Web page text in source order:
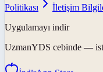
Politikası
İletişim
Uygulamayı indir
UzmanYDS cebinde —